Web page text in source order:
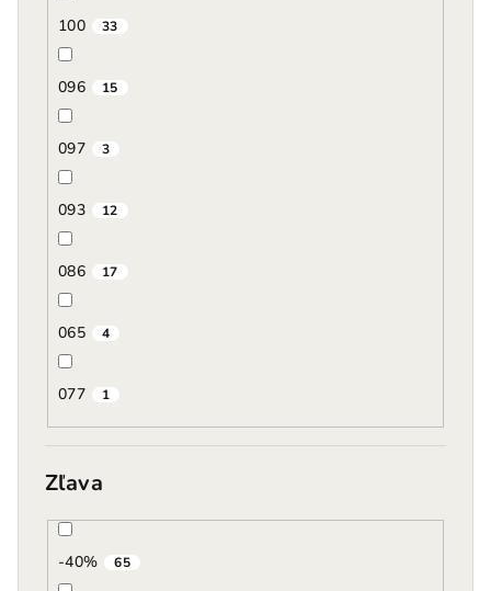
100 33
096 15
097 3
093 12
086 17
065 4
077 1
Zľava
-40% 65